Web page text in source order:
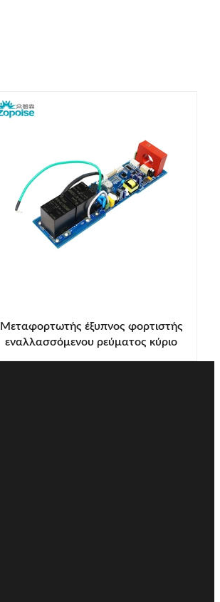
Μεταφορτωτής έξυπνος φορτιστής
εναλλασσόμενου ρεύματος κύριο